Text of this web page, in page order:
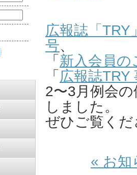
広報誌「TRY
号、
「 新入会員の
「 広報誌TRY
2〜3月例会
しました。
ぜひご覧く
« お知